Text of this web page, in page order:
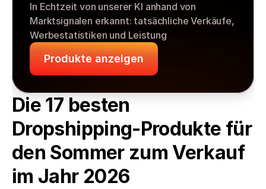
In Echtzeit von unserer KI anhand von
Marktsignalen erkannt: tatsächliche Verkäufe,
Werbestatistiken und Leistung
Produkte anzeigen
Die 17 besten
Dropshipping-Produkte für
den Sommer zum Verkauf
im Jahr 2026